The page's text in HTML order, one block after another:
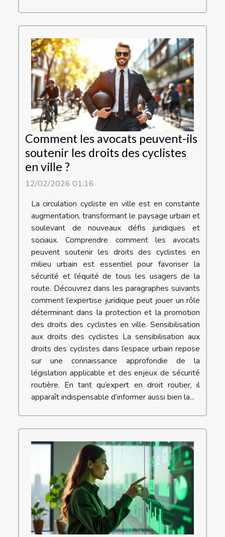
Comment les avocats peuvent-ils
soutenir les droits des cyclistes
en ville ?
12/02/2026 01:16
La circulation cycliste en ville est en constante
augmentation, transformant le paysage urbain et
soulevant de nouveaux défis juridiques et
sociaux. Comprendre comment les avocats
peuvent soutenir les droits des cyclistes en
milieu urbain est essentiel pour favoriser la
sécurité et l’équité de tous les usagers de la
route. Découvrez dans les paragraphes suivants
comment l’expertise juridique peut jouer un rôle
déterminant dans la protection et la promotion
des droits des cyclistes en ville. Sensibilisation
aux droits des cyclistes La sensibilisation aux
droits des cyclistes dans l’espace urbain repose
sur une connaissance approfondie de la
législation applicable et des enjeux de sécurité
routière. En tant qu’expert en droit routier, il
apparaît indispensable d’informer aussi bien la...